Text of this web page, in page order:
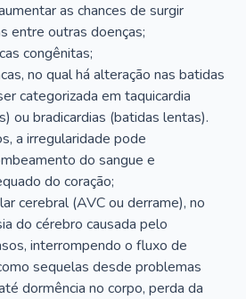
as chances de surgir
entre outras doenças;
congênitas;
no qual há alteração nas batidas
categorizada em taquicardia
ou bradicardias (batidas lentas).
a irregularidade pode
do sangue e
do coração;
cerebral (AVC ou derrame), no
do cérebro causada pelo
interrompendo o fluxo de
sequelas desde problemas
dormência no corpo, perda da